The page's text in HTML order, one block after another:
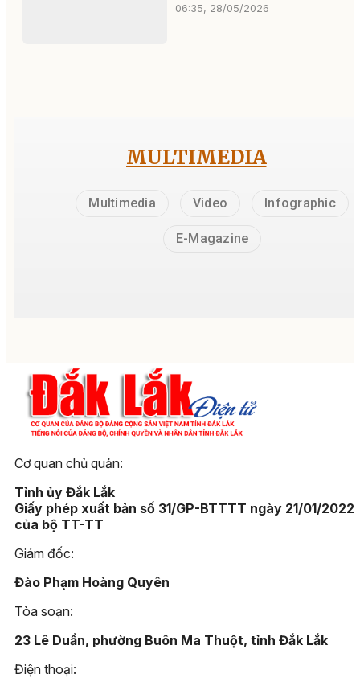
06:35, 28/05/2026
MULTIMEDIA
Multimedia Video Infographic
E-Magazine
Cơ quan chủ quản:
Tỉnh ủy Đắk Lắk
Giấy phép xuất bản số 31/GP-BTTTT ngày 21/01/2022
của bộ TT-TT
Giám đốc:
Đào Phạm Hoàng Quyên
Tòa soạn:
23 Lê Duẩn, phường Buôn Ma Thuột, tỉnh Đắk Lắk
Điện thoại: